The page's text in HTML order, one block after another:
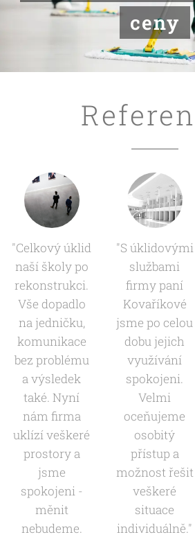
ceny
"Celkový úklid
naší školy po
rekonstrukci.
Vše dopadlo
na jedničku,
komunikace
bez problému
a výsledek
také. Nyní
nám firma
uklízí veškeré
prostory a
jsme
spokojeni -
měnit
nebudeme.
"S úklidovými
službami
firmy paní
Kovaříkové
jsme po celou
dobu jejich
využívání
spokojeni.
Velmi
oceňujeme
osobitý
přístup a
možnost řešit
veškeré
situace
individuálně."